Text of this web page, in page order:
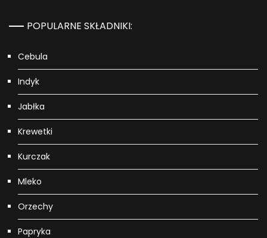
POPULARNE SKŁADNIKI:
Cebula
Indyk
Jabłka
Krewetki
Kurczak
Mleko
Orzechy
Papryka